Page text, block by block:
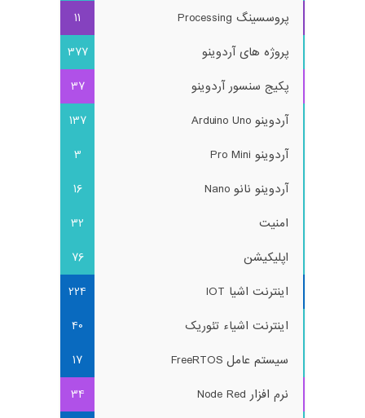
پروسسینگ Processing
11
پروژه های آردوینو
377
پکیج سنسور آردوینو
37
آردوینو Arduino Uno
137
آردوینو Pro Mini
3
آردوینو نانو Nano
16
امنیت
32
اپلیکیشن
76
اینترنت اشیا IOT
224
اینترنت اشیاء تئوریک
40
سیستم عامل FreeRTOS
17
نرم افزار Node Red
34